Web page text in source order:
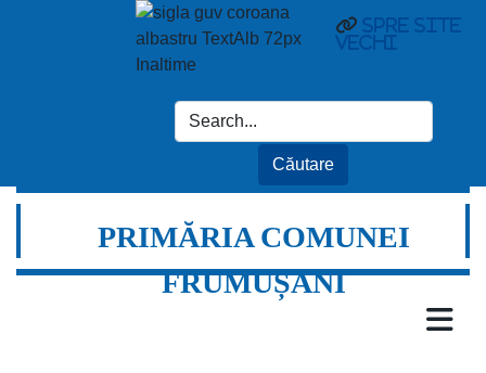
spre site
vechi
PRIMĂRIA COMUNEI
FRUMUȘANI